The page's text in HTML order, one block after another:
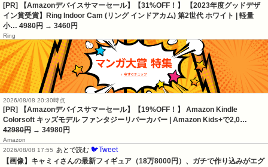
[PR] 【Amazonデバイスサマーセール】【31%OFF！】 【2023年度グッドデザ
イン賞受賞】Ring Indoor Cam (リング インドアカム) 第2世代 ホワイト | 軽量
小… 4980円 → 3460円
Ring
2026/08/08 20:30時点
[PR] 【Amazonデバイスサマーセール】【19%OFF！】 Amazon Kindle
Colorsoft キッズモデル ファンタジーリバーカバー | Amazon Kids+で2,0…
42980円 → 34980円
Amazon
2026/08/08 17:55
あとで読む 🐦Tweet
【画像】キャミィさんの最新フィギュア（18万8000円）、ガチで作り込みがエグ